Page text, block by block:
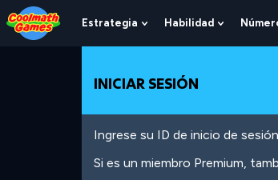
Skip
to
Top
Skip
to
Navigation
Skip
to
Main
Skip
to
Footer
Pasar
al
contenido
Estrategia
Show
Submenu
Estrategia
Habilidad
Show
INICIAR SESIÓN
Ingrese su ID de inicio de
Si es un miembro Premium,